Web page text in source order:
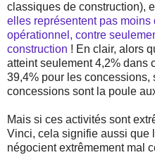
classiques de construction),
elles représentent pas moins
opérationnel, contre
construction ! En clair, alors
atteint seulement 4,2% dans
39,4% pour les concessions,
concessions sont la poule
Mais si ces activités sont
Vinci, cela signifie aussi que
négocient extrêmement mal